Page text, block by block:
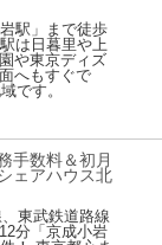
駅」まで徒歩
は日暮里や上
や東京ディズ
へもすぐで
です。
手数料＆初月
ェアハウス北
東武鉄道路線
分「京成小岩